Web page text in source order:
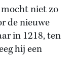
niet zo
de nieuwe
in 1218, ten
hij een